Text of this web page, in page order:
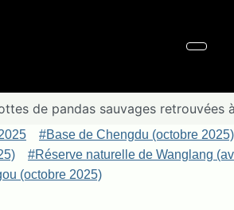
de pandas sauvages retrouvées
#Base de Chengdu (octobre 2025)
#Réserve naturelle de Wanglang
(octobre 2025)